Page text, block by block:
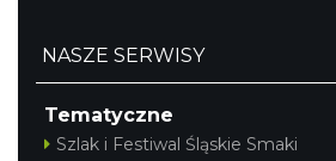
NASZE SERWISY
Tematyczne
Szlak i Festiwal Śląskie Smaki